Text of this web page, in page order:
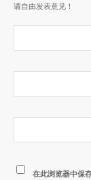
请自由发表意见！
在此浏览器中保